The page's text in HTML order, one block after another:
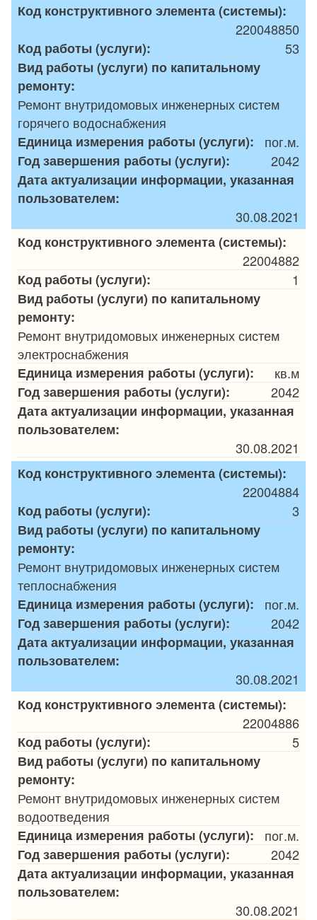
Код конструктивного элемента (системы):
220048850
Код работы (услуги):
53
Вид работы (услуги) по капитальному
ремонту:
Ремонт внутридомовых инженерных систем
горячего водоснабжения
Единица измерения работы (услуги):
пог.м.
Год завершения работы (услуги):
2042
Дата актуализации информации, указанная
пользователем:
30.08.2021
Код конструктивного элемента (системы):
22004882
Код работы (услуги):
1
Вид работы (услуги) по капитальному
ремонту:
Ремонт внутридомовых инженерных систем
электроснабжения
Единица измерения работы (услуги):
кв.м
Год завершения работы (услуги):
2042
Дата актуализации информации, указанная
пользователем:
30.08.2021
Код конструктивного элемента (системы):
22004884
Код работы (услуги):
3
Вид работы (услуги) по капитальному
ремонту:
Ремонт внутридомовых инженерных систем
теплоснабжения
Единица измерения работы (услуги):
пог.м.
Год завершения работы (услуги):
2042
Дата актуализации информации, указанная
пользователем:
30.08.2021
Код конструктивного элемента (системы):
22004886
Код работы (услуги):
5
Вид работы (услуги) по капитальному
ремонту:
Ремонт внутридомовых инженерных систем
водоотведения
Единица измерения работы (услуги):
пог.м.
Год завершения работы (услуги):
2042
Дата актуализации информации, указанная
пользователем:
30.08.2021